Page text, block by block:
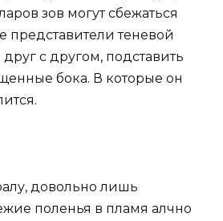
зов могут сбежаться
представители теневой
с другом, подставить
бока. В которые он
довольно лишь
поленья в пламя алчно